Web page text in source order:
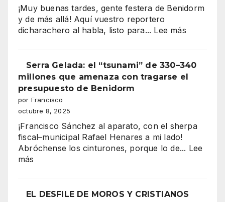
¡Muy buenas tardes, gente festera de Benidorm
y de más allá! Aquí vuestro reportero
dicharachero al habla, listo para... Lee más:
vibra
en
Entrada
Moros
la
Serra Gelada: el “tsunami” de 330–340
millones que amenaza con tragarse el
presupuesto de Benidorm
por Francisco
octubre 8, 2025
¡Francisco Sánchez al aparato, con el sherpa
fiscal–municipal Rafael Henares a mi lado!
Abróchense los cinturones, porque lo de... Lee
más
el
EL DESFILE DE MOROS Y CRISTIANOS